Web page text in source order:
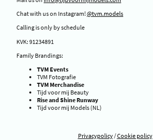
Chat with us on Instagram!@tvm.models
Calling is only by schedule
KVK: 91234891
Family Brandings:
TVM Events
TVM Fotografie
TVM Merchandise
Tijd voor mij Beauty
Rise and Shine Runway
Tijd voor mij Models (NL)
Privacypolicy/Cookie policy